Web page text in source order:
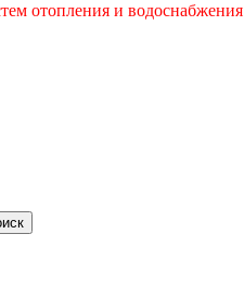
отопления и водоснабжения